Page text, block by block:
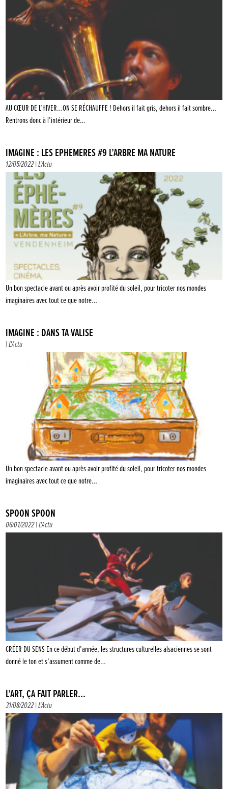
AU CŒUR DE L’HIVER…ON SE RÉCHAUFFE ! Dehors il fait gris, dehors il fait sombre…
Rentrons donc à l’intérieur de…
IMAGINE : LES EPHÉMÈRES #9 L’ARBRE MA NATURE
12/05/2022 |L'Actu
Un bon spectacle avant ou après avoir profité du soleil, pour tricoter nos mondes
imaginaires avec tout ce que notre…
IMAGINE : DANS TA VALISE
|L'Actu
Un bon spectacle avant ou après avoir profité du soleil, pour tricoter nos mondes
imaginaires avec tout ce que notre…
SPOON SPOON
06/01/2022 |L'Actu
CRÉER DU SENS En ce début d’année, les structures culturelles alsaciennes se sont
donné le ton et s’assument comme de…
L’ART, ÇA FAIT PARLER…
31/08/2022 |L'Actu